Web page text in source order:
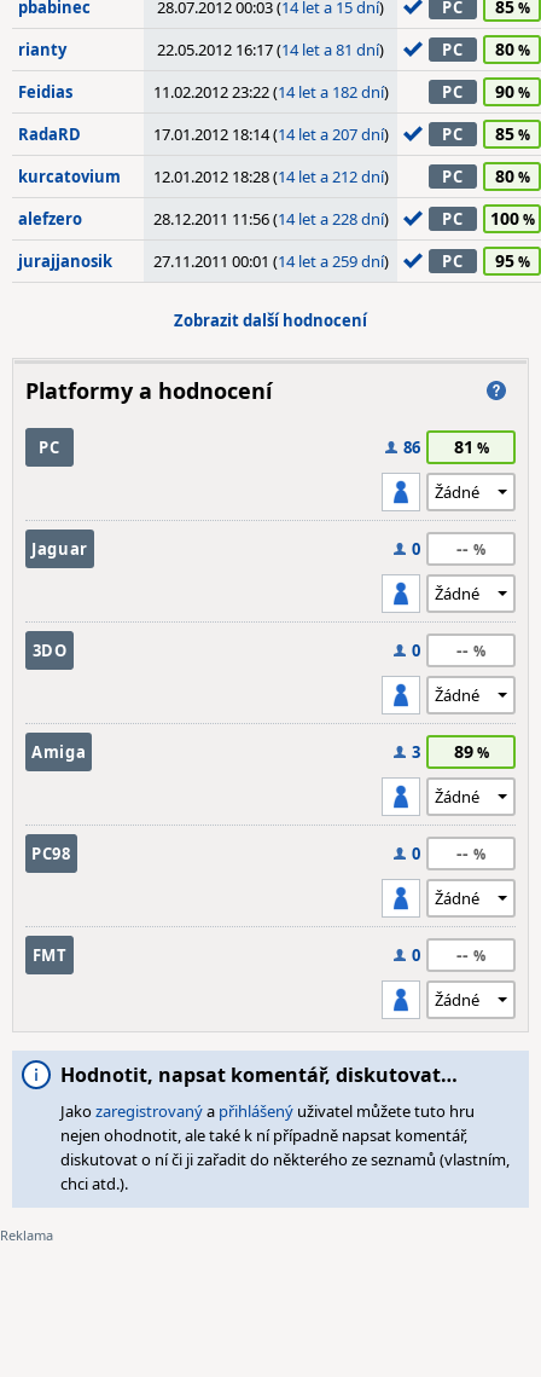
pbabinec 28.07.2012 00:03 (14 let a 15 dní) PC 85
rianty 22.05.2012 16:17 (14 let a 81 dní) PC 80
Feidias 11.02.2012 23:22 (14 let a 182 dní) PC 90
RadaRD 17.01.2012 18:14 (14 let a 207 dní) PC 85
kurcatovium 12.01.2012 18:28 (14 let a 212 dní) PC 80
alefzero 28.12.2011 11:56 (14 let a 228 dní) PC 100
jurajjanosik 27.11.2011 00:01 (14 let a 259 dní) PC 95
Zobrazit další hodnocení
Platformy a hodnocení
PC 86 81
Jaguar 0 --
3DO 0 --
Amiga 3 89
PC98 0 --
FMT 0 --
Hodnotit, napsat komentář, diskutovat…
Jakozaregistrovanýa přihlášený uživatel můžete tuto hru
nejen ohodnotit, ale také k ní případně napsat komentář,
diskutovat o ní či ji zařadit do některého ze seznamů (vlastním,
chci atd.).